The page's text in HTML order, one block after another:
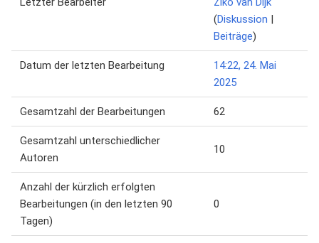
(Diskussion |
Beiträge)
Datum der letzten Bearbeitung
14:22, 24. Mai
2025
Gesamtzahl der Bearbeitungen 62
Gesamtzahl unterschiedlicher
Autoren
10
Anzahl der kürzlich erfolgten
Bearbeitungen (in den letzten 90
Tagen)
0